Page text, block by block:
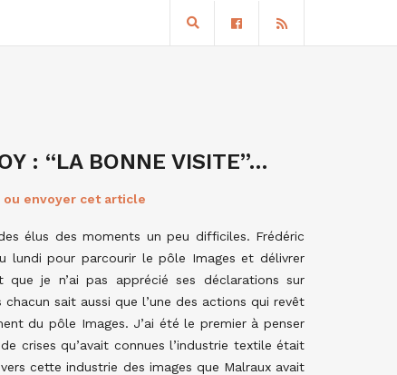
: “LA BONNE VISITE”…
ou envoyer cet article
élus des moments un peu difficiles. Frédéric
lundi pour parcourir le pôle Images et délivrer
que je n’ai pas apprécié ses déclarations sur
chacun sait aussi que l’une des actions qui revêt
du pôle Images. J’ai été le premier à penser
crises qu’avait connues l’industrie textile était
cette industrie des images que Malraux avait